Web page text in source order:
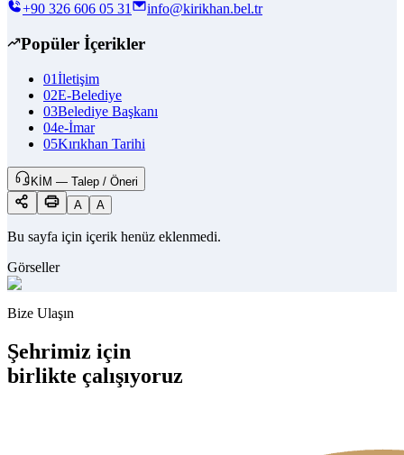
+90 326 606 05 31 info@kirikhan.bel.tr
Popüler İçerikler
01İletişim
02E-Belediye
03Belediye Başkanı
04e-İmar
05Kırıkhan Tarihi
KİM — Talep / Öneri
A
A
Bu sayfa için içerik henüz eklenmedi.
Görseller
Bize Ulaşın
Şehrimiz için
birlikte çalışıyoruz